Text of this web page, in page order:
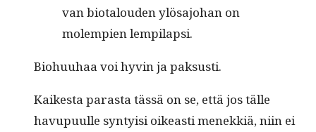
van bio­talouden ylösajo­han on
molem­pi­en lempilapsi.
Bio­hu­uhaa voi hyvin ja paksusti.
Kaikesta paras­ta tässä on se, että jos tälle
havupu­ulle syn­ty­isi oikeasti menekkiä, niin ei